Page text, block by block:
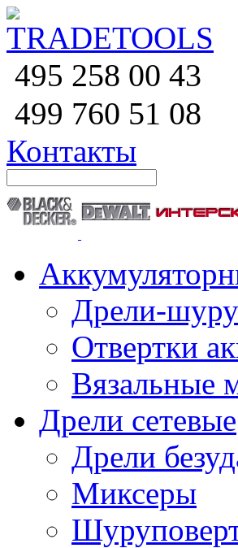
495 258 00 43
499 760 51 08
Контакты
Дрели-
Отвертки
Вязальные
Дрели сетевые
Дрели
Миксеры